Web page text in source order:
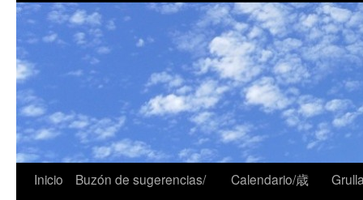
Inicio
Buzón de sugerencias/
Calendario/歳